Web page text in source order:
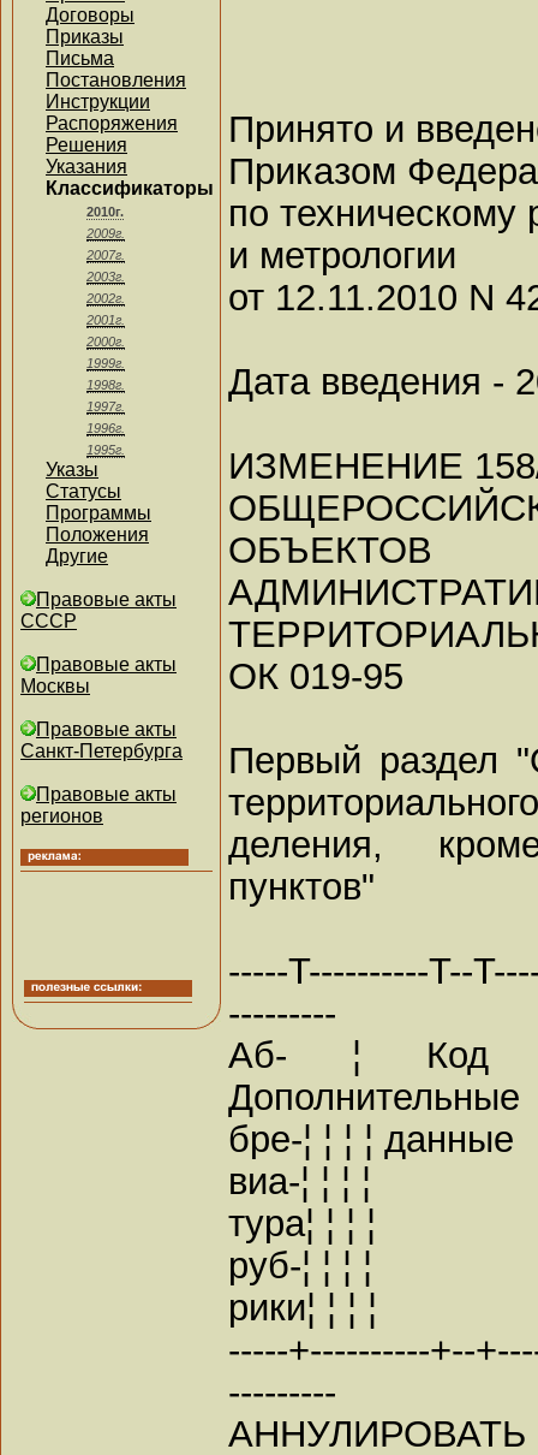
Договоры
Приказы
Письма
Постановления
Инструкции
Распоряжения
Решения
Указания
Классификаторы
2010г.
2009г.
2007г.
2003г.
2002г.
2001г.
2000г.
1999г.
1998г.
1997г.
1996г.
1995г.
Указы
Статусы
Программы
Положения
Другие
Правовые акты
СССР
Правовые акты
Москвы
Правовые акты
Санкт-Петербурга
Правовые акты
регионов
Принято и
Приказом
по техническому
и метрологии
от 12.11.2010 N
Дата введения -
ИЗМЕНЕНИЕ
ОБЪЕКТОВ
ОК 019-95
Первый раздел
территориального
деления,
пунктов"
-----T----------T--
---------
Аб- ¦ Код
Дополнительные
бре-¦ ¦ ¦ ¦ данные
виа-¦ ¦ ¦ ¦
тура¦ ¦ ¦ ¦
руб-¦ ¦ ¦ ¦
рики¦ ¦ ¦ ¦
-----+----------+--
---------
АННУЛИРОВАТЬ